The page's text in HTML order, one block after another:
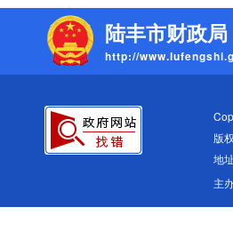
陆丰市财政局
http://
版
地
主